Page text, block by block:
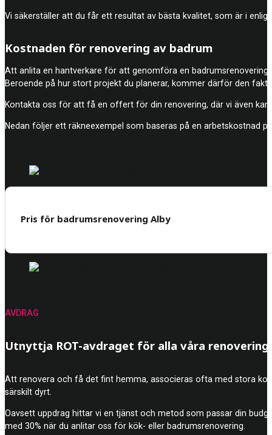
Vi säkerställer att du får ett resultat av bästa kvalitet, som är i
Kostnaden för renovering av badrum
Att anlita en hantverkare för att genomföra en
Beroende på hur stort projekt du planerar, kommer därför den
Kontakta oss för att få en offert för din renovering, där vi även
Nedan följer ett räkneexempel som baseras på en arbetskostnad
Pris för badrumsrenovering Alby
Utnyttja ROT-avdraget för alla våra
Att renovera och få det fint hemma, associeras ofta med stora
särskilt dyrt.
Oavsett uppdrag hittar vi en tjänst och metod som passar din
med 30% när du anlitar oss för kök- eller badrumsrenovering.
AVDRAG